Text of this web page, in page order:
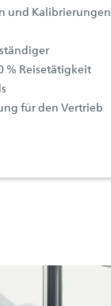
und Kalibrierungen
% Reisetätigkeit
für den Vertrieb